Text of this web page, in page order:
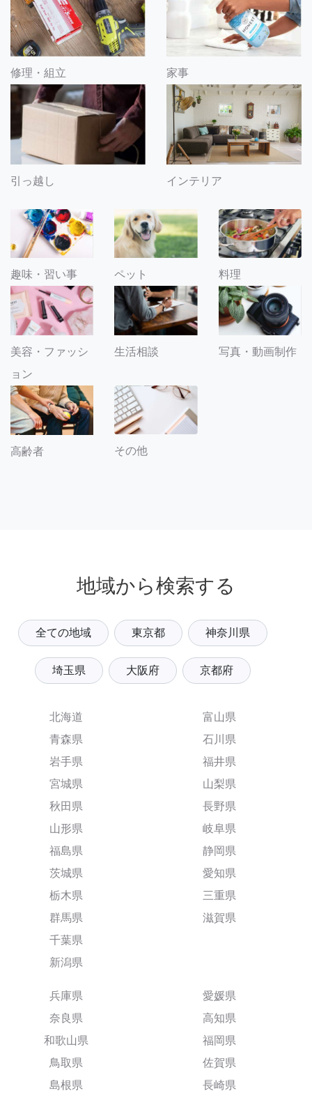
修理・組立 家事
引っ越し インテリア
趣味・習い事 ペット 料理
美容・ファッシ
ョン
生活相談 写真・動画制作
高齢者 その他
地域から検索する
全ての地域 東京都 神奈川県
埼玉県 大阪府 京都府
北海道
青森県
岩手県
宮城県
秋田県
山形県
福島県
茨城県
栃木県
群馬県
千葉県
新潟県
富山県
石川県
福井県
山梨県
長野県
岐阜県
静岡県
愛知県
三重県
滋賀県
兵庫県
奈良県
和歌山県
鳥取県
島根県
愛媛県
高知県
福岡県
佐賀県
長崎県